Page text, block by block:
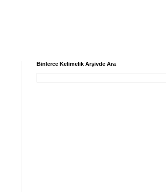
Binlerce Kelimelik Arşivde Ara